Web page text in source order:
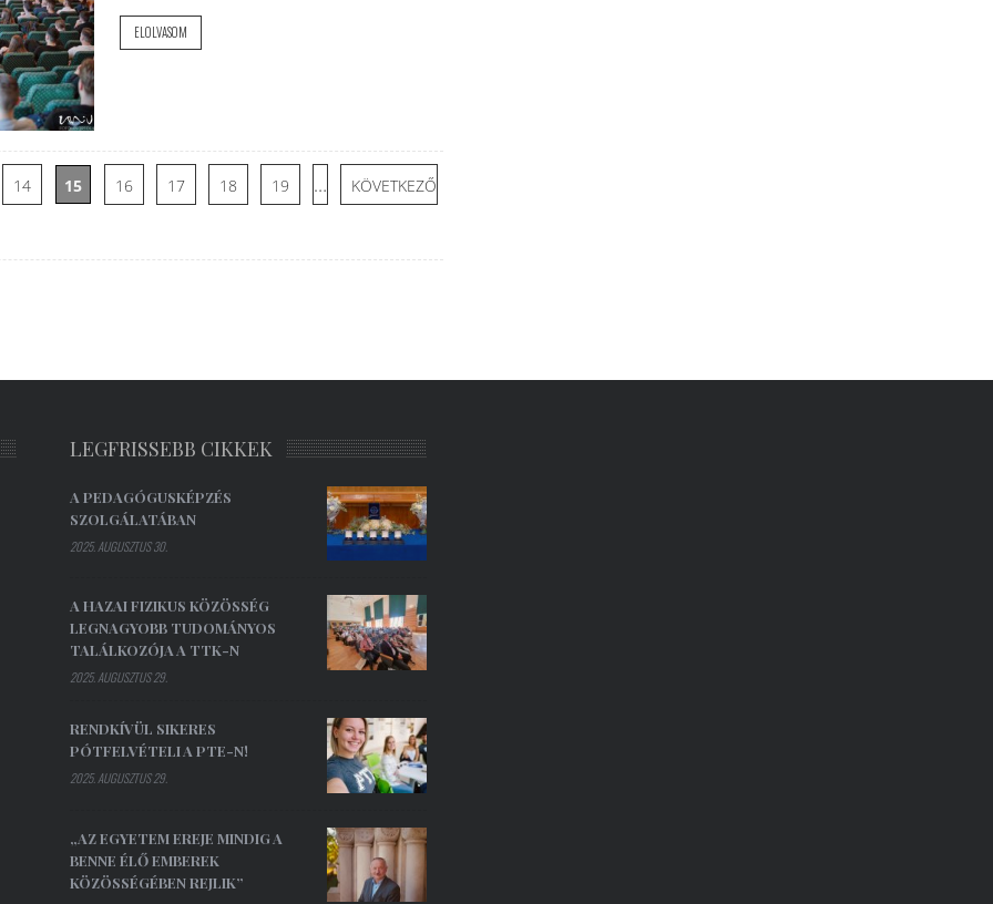
ELOLVASOM
14 15 16 17 18 19 …
KÖVETKEZŐ
LEGFRISSEBB CIKKEK
A PEDAGÓGUSKÉPZÉS
SZOLGÁLATÁBAN
2025. AUGUSZTUS 30.
A HAZAI FIZIKUS KÖZÖSSÉG
LEGNAGYOBB TUDOMÁNYOS
TALÁLKOZÓJA A TTK-N
2025. AUGUSZTUS 29.
RENDKÍVÜL SIKERES
PÓTFELVÉTELI A PTE-N!
2025. AUGUSZTUS 29.
„AZ EGYETEM EREJE MINDIG A
BENNE ÉLŐ EMBEREK
KÖZÖSSÉGÉBEN REJLIK”